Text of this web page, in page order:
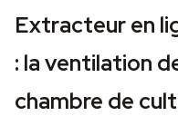
Extracteur en
: la ventilation
chambre de